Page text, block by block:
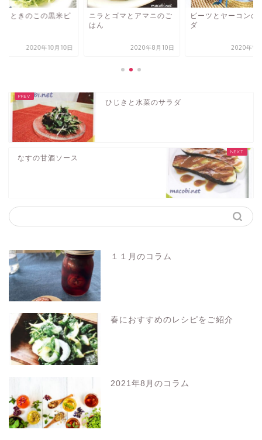
リときのこの黒米ピ
2020年10月10日
ニラとゴマとアマニのご
はん
2020年8月10日
ビーツとヤーコンの
ダ
2020年9
ひじきと水菜のサラダ
なすの甘酒ソース
１１月のコラム
春におすすめのレシピをご紹介
2021年8月のコラム